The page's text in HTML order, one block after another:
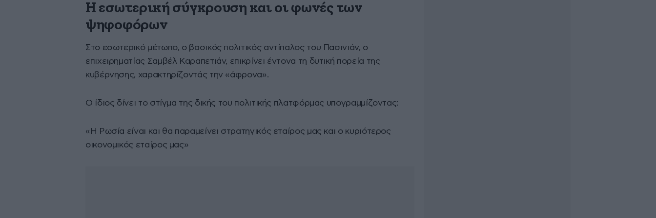
Η εσωτερική σύγκρουση και οι φωνές των
ψηφοφόρων
Στο εσωτερικό μέτωπο, ο βασικός πολιτικός αντίπαλος του Πασινιάν, ο
επιχειρηματίας Σαμβέλ Καραπετιάν, επικρίνει έντονα τη δυτική πορεία της
κυβέρνησης, χαρακτηρίζοντάς την «άφρονα».
Ο ίδιος δίνει το στίγμα της δικής του πολιτικής πλατφόρμας υπογραμμίζοντας:
«Η Ρωσία είναι και θα παραμείνει στρατηγικός εταίρος μας και ο κυριότερος
οικονομικός εταίρος μας»